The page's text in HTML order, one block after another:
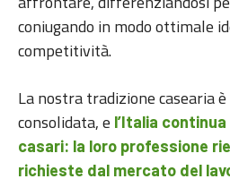
coniugando in modo ottimale
competitività.
La nostra tradizione casearia
consolidata, e l’Italia
casari: la loro professione
richieste dal mercato del